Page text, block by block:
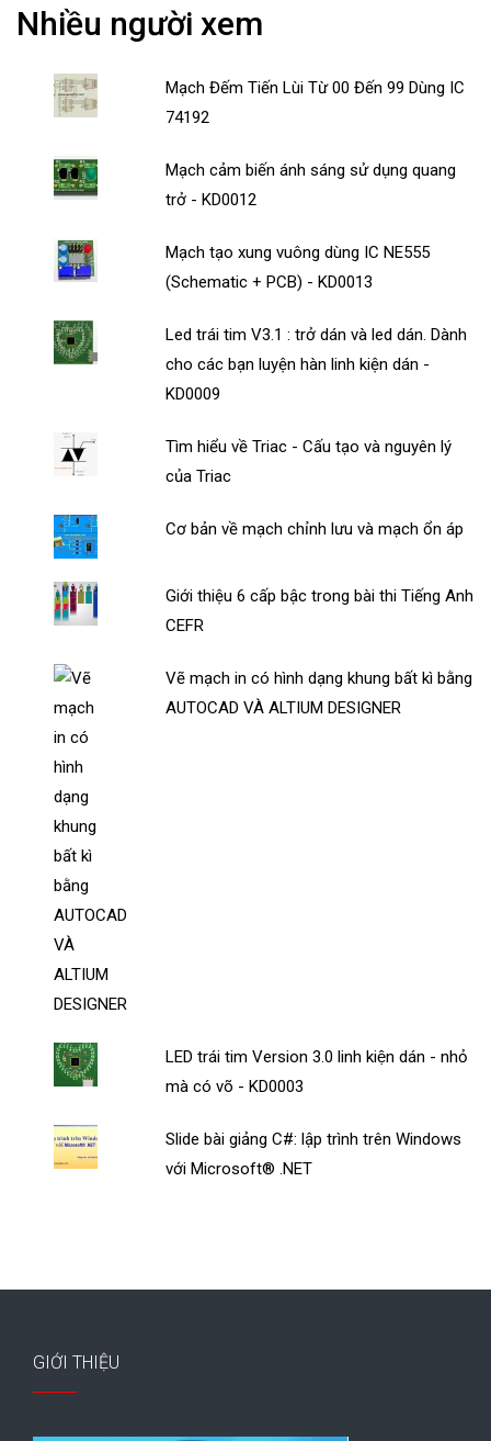
Nhiều người xem
Mạch Đếm Tiến Lùi Từ 00 Đến 99 Dùng IC
74192
Mạch cảm biến ánh sáng sử dụng quang
trở - KD0012
Mạch tạo xung vuông dùng IC NE555
(Schematic + PCB) - KD0013
Led trái tim V3.1 : trở dán và led dán. Dành
cho các bạn luyện hàn linh kiện dán -
KD0009
Tìm hiểu về Triac - Cấu tạo và nguyên lý
của Triac
Cơ bản về mạch chỉnh lưu và mạch ổn áp
Giới thiệu 6 cấp bậc trong bài thi Tiếng Anh
CEFR
Vẽ mạch in có hình dạng khung bất kì bằng
AUTOCAD VÀ ALTIUM DESIGNER
LED trái tim Version 3.0 linh kiện dán - nhỏ
mà có võ - KD0003
Slide bài giảng C#: lập trình trên Windows
với Microsoft® .NET
GIỚI THIỆU